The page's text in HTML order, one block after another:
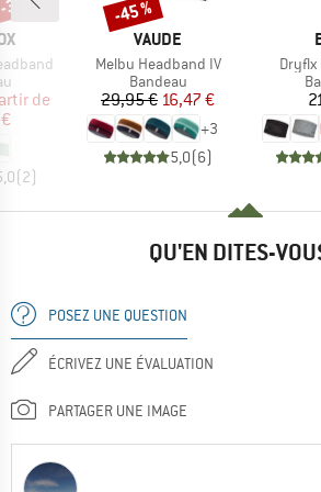
réduit
de
(2)
%
MARQUE
VAUDE
Article
Melbu Headband IV
Product group
Bandeau
Prix
29,95 €Prix réduit
16,47 €
+3
5,0(6)
Remise
-45 %
Article
Dryflx
QU'EN DITES-
POSEZ UNE QUESTION
ÉCRIVEZ UNE ÉVALUATION
PARTAGER UNE IMAGE